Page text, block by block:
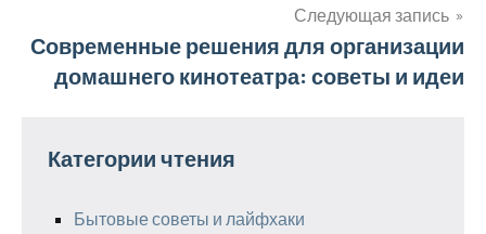
Следующая запись
Современные решения для организации
домашнего кинотеатра: советы и идеи
Категории чтения
Бытовые советы и лайфхаки